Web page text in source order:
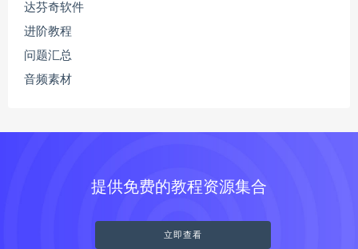
达芬奇软件
进阶教程
问题汇总
音频素材
提供免费的教程资源集合
立即查看